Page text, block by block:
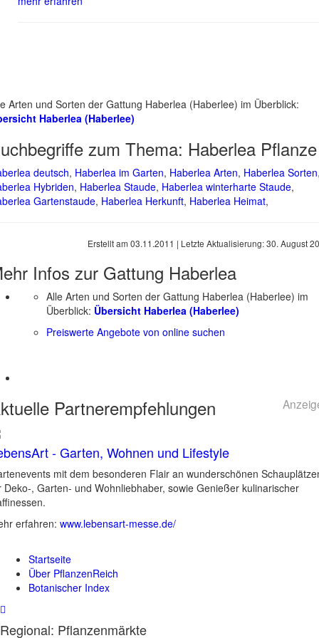
Arten und Sorten der Gattung Haberlea (Haberlee) im Überblick:
Haberlea (Haberlee)
zum Thema: Haberlea Pflanze
deutsch, Haberlea im Garten, Haberlea Arten, Haberlea Sorten
Hybriden, Haberlea Staude, Haberlea winterharte Staude,
Gartenstaude, Haberlea Herkunft, Haberlea Heimat,
Erstellt am 03.11.2011 | Letzte Aktualisierung:30. August
Infos zur Gattung Haberlea
Alle Arten und Sorten der Gattung Haberlea (Haberlee) im
Überblick: Übersicht Haberlea (Haberlee)
Preiswerte Angebote von online suchen
Partnerempfehlungen
- Garten, Wohnen und Lifestyle
mit dem besonderen Flair an wunderschönen
Deko-, Garten- und Wohnliebhaber, sowie Genießer kulinarischer
erfahren: www.lebensart-messe.de/
Startseite
Über PflanzenReich
Botanischer Index
Regional: Pflanzenmärkte